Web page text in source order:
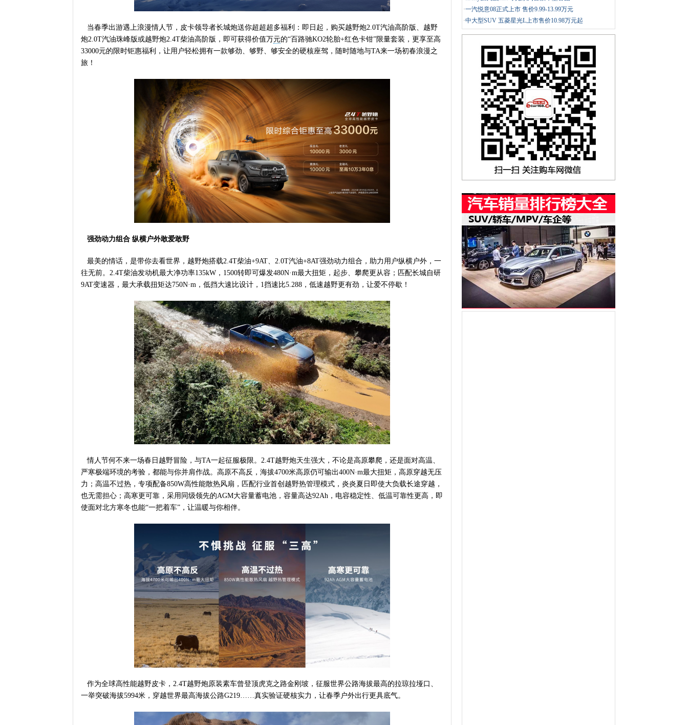
当春季出游遇上浪漫情人节，皮卡领导者长城炮送你超超超多福利：即日起，购买越野炮2.0T汽油高阶版、越野
炮2.0T汽油珠峰版或越野炮2.4T柴油高阶版，即可获得价值万元的“百路驰KO2轮胎+红色卡钳”限量套装，更享至高
33000元的限时钜惠福利，让用户轻松拥有一款够劲、够野、够安全的硬核座驾，随时随地与TA来一场初春浪漫之
旅！
强劲动力组合 纵横户外敢爱敢野
最美的情话，是带你去看世界，越野炮搭载2.4T柴油+9AT、2.0T汽油+8AT强劲动力组合，助力用户纵横户外，一
往无前。2.4T柴油发动机最大净功率135kW，1500转即可爆发480N·m最大扭矩，起步、攀爬更从容；匹配长城自研
9AT变速器，最大承载扭矩达750N·m，低挡大速比设计，1挡速比5.288，低速越野更有劲，让爱不停歇！
情人节何不来一场春日越野冒险，与TA一起征服极限。2.4T越野炮天生强大，不论是高原攀爬，还是面对高温、
严寒极端环境的考验，都能与你并肩作战。高原不高反，海拔4700米高原仍可输出400N·m最大扭矩，高原穿越无压
力；高温不过热，专项配备850W高性能散热风扇，匹配行业首创越野热管理模式，炎炎夏日即使大负载长途穿越，
也无需担心；高寒更可靠，采用同级领先的AGM大容量蓄电池，容量高达92Ah，电容稳定性、低温可靠性更高，即
使面对北方寒冬也能“一把着车”，让温暖与你相伴。
作为全球高性能越野皮卡，2.4T越野炮原装素车曾登顶虎克之路金刚坡，征服世界公路海拔最高的拉琼拉垭口、
一举突破海拔5994米，穿越世界最高海拔公路G219……真实验证硬核实力，让春季户外出行更具底气。
·一汽悦意08正式上市 售价9.99-13.99万元
·中大型SUV 五菱星光L上市售价10.98万元起